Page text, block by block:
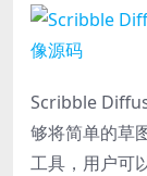
Scribble
够将简单的草
工具，用户可